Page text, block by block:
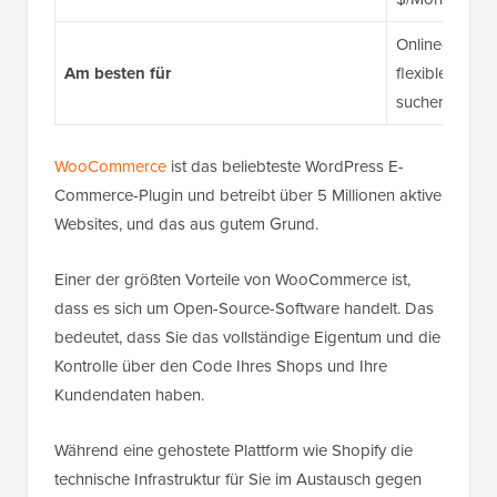
Am besten für
Online-Shop-
flexible E-
suchen
WooCommerce ist das beliebteste WordPress E-
Commerce-Plugin und betreibt über 5 Millionen aktive
Websites, und das aus gutem Grund.
Einer der größten Vorteile von WooCommerce ist,
dass es sich um Open-Source-Software handelt. Das
bedeutet, dass Sie das vollständige Eigentum und die
Kontrolle über den Code Ihres Shops und Ihre
Kundendaten haben.
Während eine gehostete Plattform wie Shopify die
technische Infrastruktur für Sie im Austausch gegen